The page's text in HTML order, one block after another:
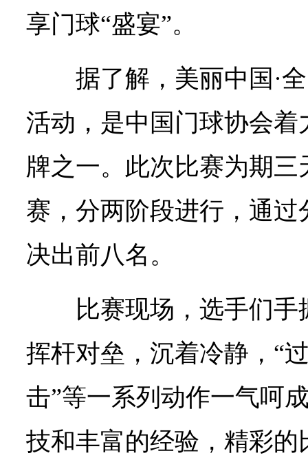
享门球“盛宴”。
据了解，美丽中国·
活动，是中国门球协会
牌之一。此次比赛为期
赛，分两阶段进行，通
决出前八名。
比赛现场，选手们
挥杆对垒，沉着冷静，“
击”等一系列动作一气呵
技和丰富的经验，精彩